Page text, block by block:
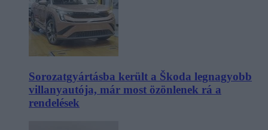
Sorozatgyártásba került a Škoda legnagyobb
villanyautója, már most özönlenek rá a
rendelések